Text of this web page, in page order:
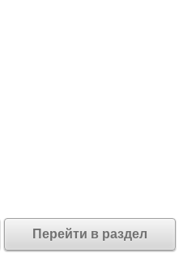
Перейти в раздел